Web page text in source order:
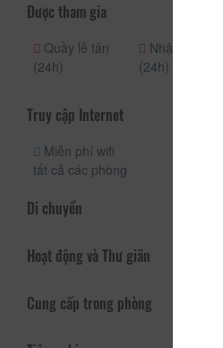
Được tham gia
Quầy lễ tân
(24h)
Nhận phòng
(24h)
Truy cập Internet
Miễn phí wifi
tất cả các phòng
Di chuyển
Hoạt động và Thư giãn
Cung cấp trong phòng